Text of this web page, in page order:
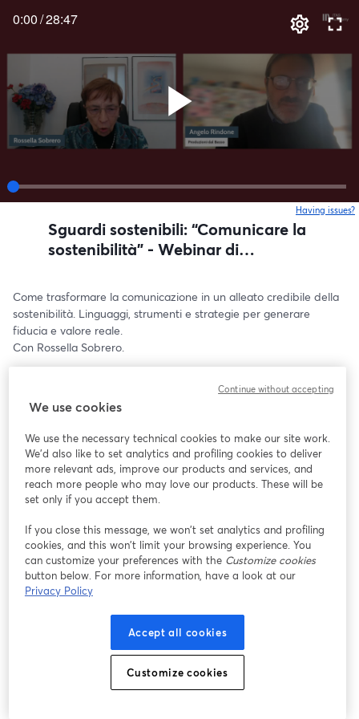
0:00/28:47
Having issues?
Sguardi sostenibili: “Comunicare la
sostenibilità” - Webinar di
Come trasformare la comunicazione in un alleato credibile della
sostenibilità. Linguaggi, strumenti e strategie per generare
fiducia e valore reale.
Con Rossella Sobrero.
incontri organizzati da ITAS Mutua;  dialoghi su come il terzo
settore, le imprese e le comunità costruiscono un futuro
sostenibile.
Dopo questo momento online di presentazione e inquadramento
dell'argomento, l'appuntamento è in presenza il 20 Ottobre alle
14:30 a Trento: Viale Adriano Olivetti, 27, (Le Albere).
https://www.attiviamoenergiepositive.it/event/sguardi-sostenibili-
comunicare-la-sostenibilita-con-rossella-sobrero/
We use cookies
We use the necessary technical cookies to make our site work.
We'd also like to set analytics and profiling cookies to deliver
more relevant ads, improve our products and services, and
reach more people who may love our products. These will be
set only if you accept them.
If you close this message, we won’t set analytics and profiling
cookies, and this won’t limit your browsing experience. You
can customize your preferences with the Customize cookies
button below. For more information, have a look at our
Privacy Policy
Accept all cookies
Customize cookies
Continue without accepting